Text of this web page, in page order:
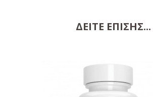
Magnesium taurate (chelates)
Magnesium bisglycinate (chelates)
Anti-caking agent: ασκορβυλ παλμιτικό
Glazing agents:
ΔΕΊΤΕ ΕΠΊΣΗΣ...